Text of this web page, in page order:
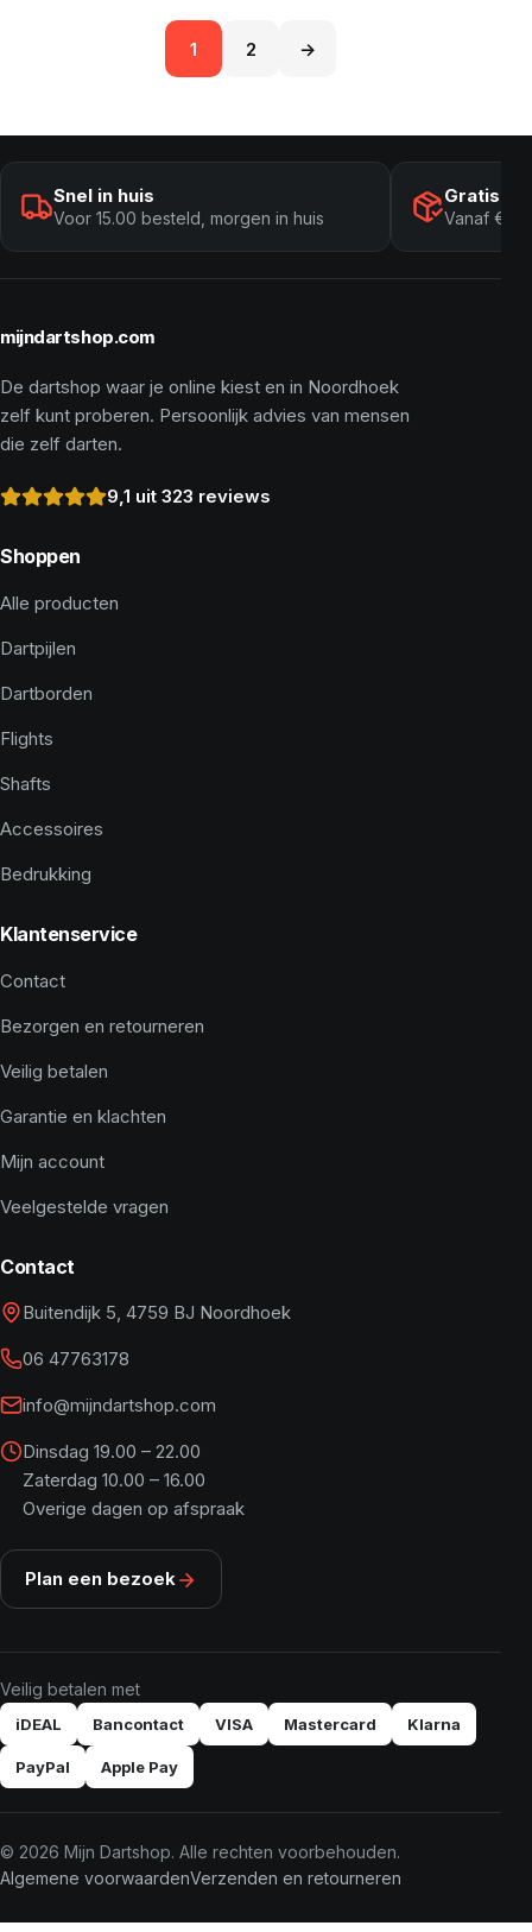
1 2 →
Snel in huis
Voor 15.00 besteld, morgen in huis
Gratis
Vanaf €
mijndartshop.com
De dartshop waar je online kiest en in Noordhoek
zelf kunt proberen. Persoonlijk advies van mensen
die zelf darten.
9,1 uit 323 reviews
Shoppen
Alle producten
Dartpijlen
Dartborden
Flights
Shafts
Accessoires
Bedrukking
Klantenservice
Contact
Bezorgen en retourneren
Veilig betalen
Garantie en klachten
Mijn account
Veelgestelde vragen
Contact
Buitendijk 5, 4759 BJ Noordhoek
06 47763178
info@mijndartshop.com
Dinsdag 19.00 – 22.00
Zaterdag 10.00 – 16.00
Overige dagen op afspraak
Plan een bezoek
Veilig betalen met
iDEAL Bancontact VISA Mastercard Klarna
PayPal Apple Pay
© 2026 Mijn Dartshop. Alle rechten voorbehouden.
Algemene voorwaardenVerzenden en retourneren